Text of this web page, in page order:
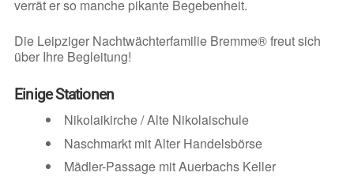
verrät er so manche pikante Begebenheit.
Die Leipziger Nachtwächterfamilie Bremme® freut sich
über Ihre Begleitung!
Einige Stationen
Nikolaikirche / Alte Nikolaischule
Naschmarkt mit Alter Handelsbörse
Mädler-Passage mit Auerbachs Keller